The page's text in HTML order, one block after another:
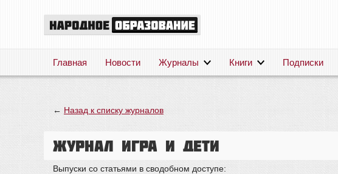
Главная Новости Журналы Книги Подписки
← Назад к списку журналов
Журнал Игра и дети
Выпуски со статьями в сводобном доступе: